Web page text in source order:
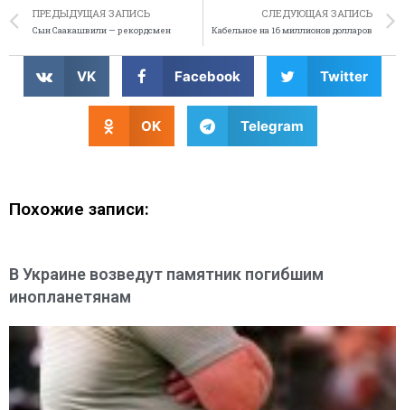
ПРЕДЫДУЩАЯ ЗАПИСЬ
Сын Саакашвили — рекордсмен
СЛЕДУЮЩАЯ ЗАПИСЬ
Кабельное на 16 миллионов долларов
VK Facebook Twitter
OK Telegram
Похожие записи:
В Украине возведут памятник погибшим
инопланетянам